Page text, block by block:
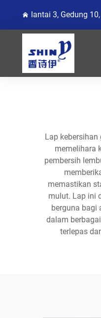
lantai 3, Gedung
Lap
memelihara
pembersih
memastikan
mulut. Lap ini
berguna bagi
dalam
terlepas